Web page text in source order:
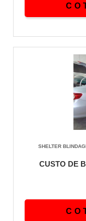
SHELTER
CUSTO DE